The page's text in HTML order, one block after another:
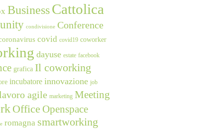
BusinessCattolica
condivisione Conference
covid covid19 coworker
dayuse estate facebook
grafica Il coworking
incubatore innovazione job
agile marketing Meeting
Office Openspace
romagna smartworking